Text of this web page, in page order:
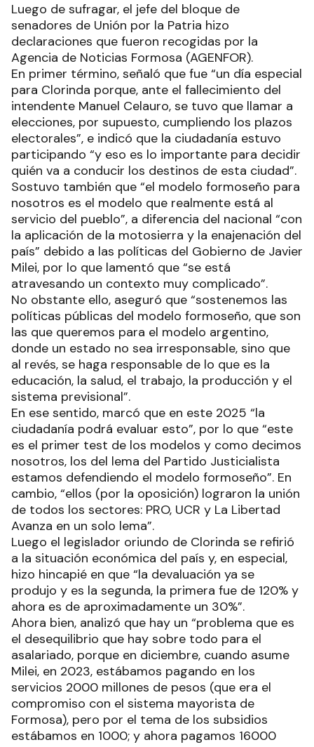
Luego de sufragar, el jefe del bloque de
senadores de Unión por la Patria hizo
declaraciones que fueron recogidas por la
Agencia de Noticias Formosa (AGENFOR).
En primer término, señaló que fue “un día especial
para Clorinda porque, ante el fallecimiento del
intendente Manuel Celauro, se tuvo que llamar a
elecciones, por supuesto, cumpliendo los plazos
electorales”, e indicó que la ciudadanía estuvo
participando “y eso es lo importante para decidir
quién va a conducir los destinos de esta ciudad”.
Sostuvo también que “el modelo formoseño para
nosotros es el modelo que realmente está al
servicio del pueblo”, a diferencia del nacional “con
la aplicación de la motosierra y la enajenación del
país” debido a las políticas del Gobierno de Javier
Milei, por lo que lamentó que “se está
atravesando un contexto muy complicado”.
No obstante ello, aseguró que “sostenemos las
políticas públicas del modelo formoseño, que son
las que queremos para el modelo argentino,
donde un estado no sea irresponsable, sino que
al revés, se haga responsable de lo que es la
educación, la salud, el trabajo, la producción y el
sistema previsional”.
En ese sentido, marcó que en este 2025 “la
ciudadanía podrá evaluar esto”, por lo que “este
es el primer test de los modelos y como decimos
nosotros, los del lema del Partido Justicialista
estamos defendiendo el modelo formoseño”. En
cambio, “ellos (por la oposición) lograron la unión
de todos los sectores: PRO, UCR y La Libertad
Avanza en un solo lema”.
Luego el legislador oriundo de Clorinda se refirió
a la situación económica del país y, en especial,
hizo hincapié en que “la devaluación ya se
produjo y es la segunda, la primera fue de 120% y
ahora es de aproximadamente un 30%”.
Ahora bien, analizó que hay un “problema que es
el desequilibrio que hay sobre todo para el
asalariado, porque en diciembre, cuando asume
Milei, en 2023, estábamos pagando en los
servicios 2000 millones de pesos (que era el
compromiso con el sistema mayorista de
Formosa), pero por el tema de los subsidios
estábamos en 1000; y ahora pagamos 16000